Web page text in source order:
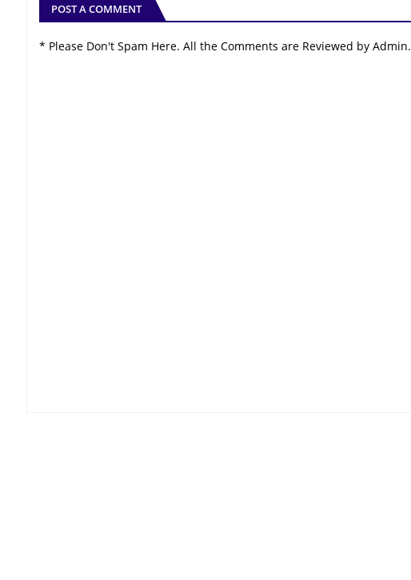
POST A COMMENT
* Please Don't Spam Here. All the Comments are Reviewed by Admin.